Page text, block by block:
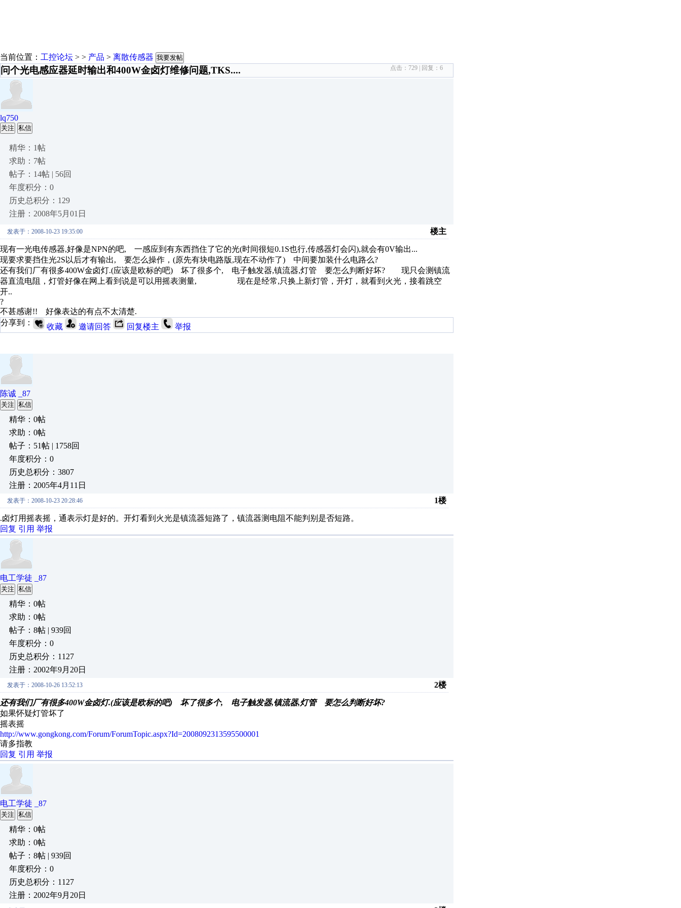
当前位置： 工控论坛 > > 产品 > 离散传感器 我要发帖
问个光电感应器延时输出和400W金卤灯维修问题,TKS.... 点击： 729 | 回复： 6
lq750
关注 私信
精华：1帖
求助：7帖
帖子：14帖 | 56回
年度积分：0
历史总积分：129
注册：2008年5月01日
发表于：2008-10-23 19:35:00 楼主
现有一光电传感器,好像是NPN的吧, 一感应到有东西挡住了它的光(时间很短0.1S也行,传感器灯会闪),就会有0V输出...
现要求要挡住光2S以后才有输出, 要怎么操作，(原先有块电路版,现在不动作了) 中间要加装什么电路么?
还有我们厂有很多400W金卤灯.(应该是欧标的吧) 坏了很多个, 电子触发器,镇流器,灯管 要怎么判断好坏? 现只会测镇流
器直流电阻，灯管好像在网上看到说是可以用摇表测量, 现在是经常,只换上新灯管，开灯，就看到火光，接着跳空
开..
?
不甚感谢!! 好像表达的有点不太清楚.
分享到：
收藏 邀请回答 回复楼主 举报
陈诚 _87
关注 私信
精华：0帖
求助：0帖
帖子：51帖 | 1758回
年度积分：0
历史总积分：3807
注册：2005年4月11日
发表于：2008-10-23 20:28:46 1楼
.卤灯用摇表摇，通表示灯是好的。开灯看到火光是镇流器短路了，镇流器测电阻不能判别是否短路。
回复 引用 举报
电工学徒 _87
关注 私信
精华：0帖
求助：0帖
帖子：8帖 | 939回
年度积分：0
历史总积分：1127
注册：2002年9月20日
发表于：2008-10-26 13:52:13 2楼
还有我们厂有很多400W金卤灯.(应该是欧标的吧) 坏了很多个, 电子触发器,镇流器,灯管 要怎么判断好坏?
如果怀疑灯管坏了
摇表摇
http://www.gongkong.com/Forum/ForumTopic.aspx?Id=2008092313595500001
请多指教
回复 引用 举报
电工学徒 _87
关注 私信
精华：0帖
求助：0帖
帖子：8帖 | 939回
年度积分：0
历史总积分：1127
注册：2002年9月20日